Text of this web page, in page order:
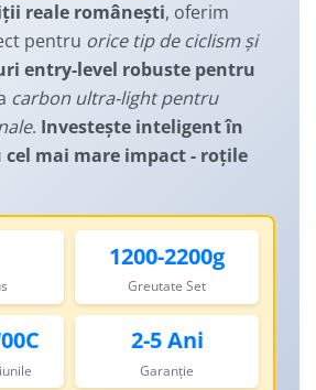
reale românești, oferim
pentru orice tip de ciclism și
entry-level robuste pentru
carbon ultra-light pentru
. Investește inteligent în
mai mare impact - roțile
1200-2200g
Greutate Set
2-5 Ani
Garanție